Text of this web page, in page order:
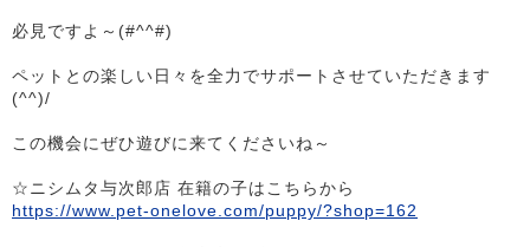
必見ですよ～(#^^#)
ペットとの楽しい日々を全力でサポートさせていただきます
(^^)/
この機会にぜひ遊びに来てくださいね～
☆ニシムタ与次郎店 在籍の子はこちらから
https://www.pet-onelove.com/puppy/?shop=162